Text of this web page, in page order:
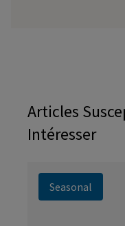
Articles
Intéresser
Seasonal